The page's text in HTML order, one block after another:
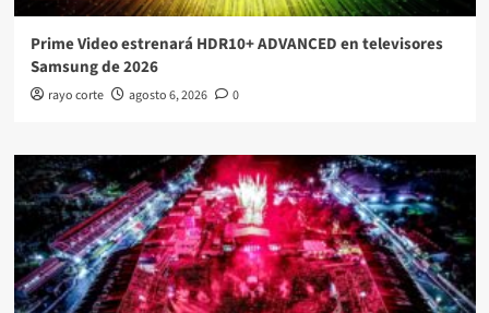
Prime Video estrenará HDR10+ ADVANCED en televisores
Samsung de 2026
rayo corte agosto 6, 2026 0